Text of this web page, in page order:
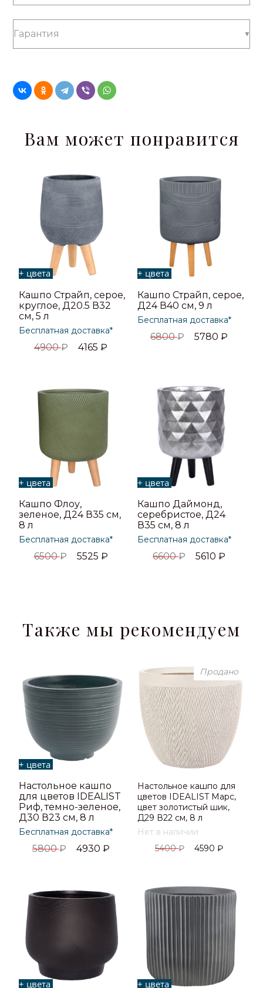
Гарантия
Вам может понравится
+ цвета
Кашпо Страйп, серое,
круглое, Д20.5 В32
см, 5 л
Бесплатная доставка*
4900₽ 4165₽
+ цвета
Кашпо Страйп, серое,
Д24 В40 см, 9 л
Бесплатная доставка*
6800₽ 5780₽
+ цвета
Кашпо Флоу,
зеленое, Д24 В35 см,
8 л
Бесплатная доставка*
6500₽ 5525 ₽
+ цвета
Кашпо Даймонд,
серебристое, Д24
В35 см, 8 л
Бесплатная доставка*
6600₽ 5610₽
Также мы рекомендуем
+ цвета
Настольное кашпо
для цветов IDEALIST
Риф, темно-зеленое,
Д30 В23 см, 8 л
Бесплатная доставка*
5800₽ 4930 ₽
Продано
Настольное кашпо для
цветов IDEALIST Марс,
цвет золотистый шик,
Д29 В22 см, 8 л
Нет в наличии
5400₽ 4590₽
+ цвета + цвета